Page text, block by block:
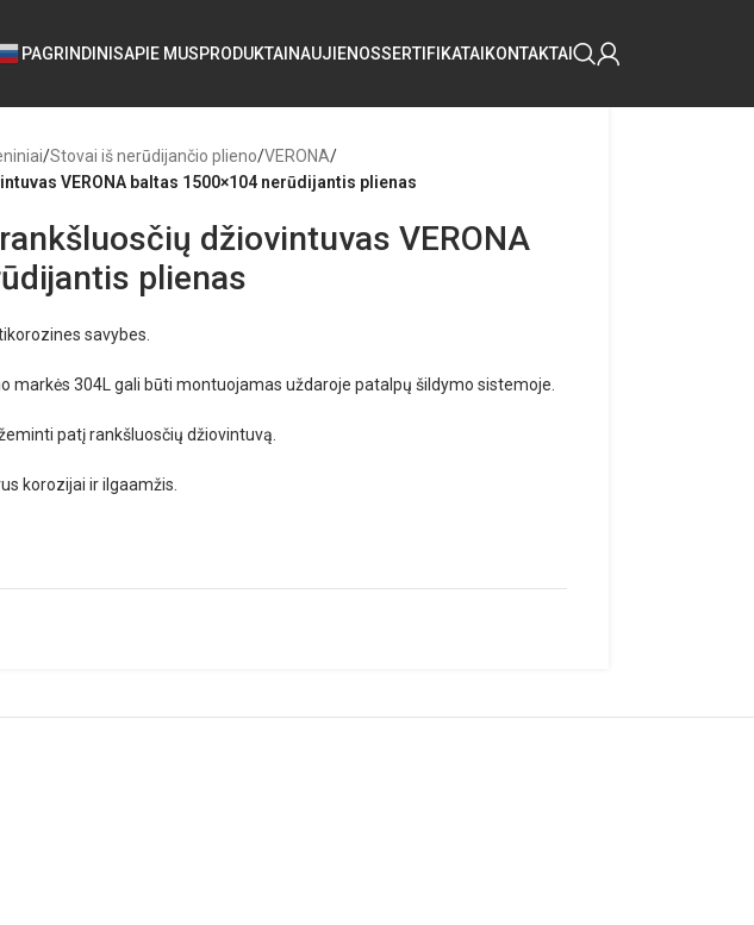
PAGRINDINISAPIE MUSPRODUKTAINAUJIENOSSERTIFIKATAIKONTAKTAI
/Stovai iš nerūdijančio plieno/VERONA/
VERONA baltas 1500×104 nerūdijantis plienas
džiovintuvas VERONA
plienas
savybes.
markės 304L gali būti montuojamas uždaroje patalpų šildymo sistemoje.
patį rankšluosčių džiovintuvą.
korozijai ir ilgaamžis.